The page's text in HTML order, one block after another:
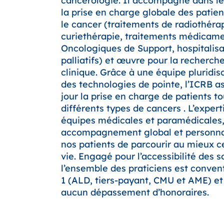
la prise en charge globale des
le cancer (traitements de
curiethérapie, traitements
Oncologiques de Support,
palliatifs) et œuvre pour la
clinique. Grâce à une équipe
des technologies de pointe, l’ICRB
jour la prise en charge de patients
différents types de cancers .
équipes médicales et
accompagnement global et
nos patients de parcourir au mieux
vie. Engagé pour l’accessibilité des
l’ensemble des praticiens est
1 (ALD, tiers-payant, CMU et AME)
aucun dépassement d’honoraires.